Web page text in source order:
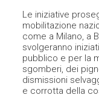
Le iniziative
mobilitazione
come a Milano, a
svolgeranno
pubblico e per la
sgomberi, dei
dismissioni
e corrotta della